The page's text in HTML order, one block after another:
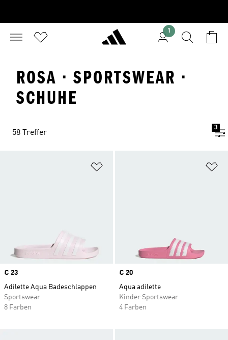
1
ROSA · SPORTSWEAR ·
SCHUHE
58 Treffer
3
Price
€ 23
Adilette Aqua Badeschlappen
Sportswear
8 Farben
Price
€ 20
Aqua adilette
Kinder Sportswear
4 Farben